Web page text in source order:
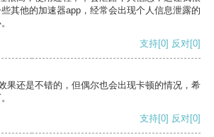
其他的加速器app，经常会出现个人信息泄露的
支持[0] 反对[0]
果还是不错的，但偶尔也会出现卡顿的情况，希
支持[0] 反对[0]